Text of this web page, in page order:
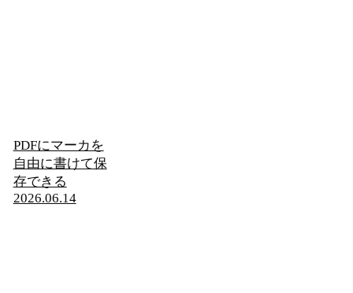
PDFにマーカを
自由に書けて保
存できる
2026.06.14